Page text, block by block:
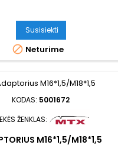
Susisiekti
 Neturime
KODAS: 5001672
ŽENKLAS:
M16*1,5/M18*1,5